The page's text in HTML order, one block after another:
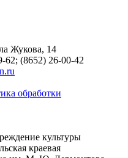
Жукова, 14
62; (8652) 26-00-42
обработки
культуры
краевая